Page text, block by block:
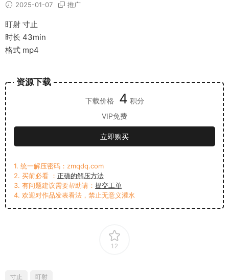
2025-01-07 推广
盯射 寸止
时长 43min
格式 mp4
资源下载
下载价格 4 积分
VIP免费
立即购买
1. 统一解压密码：zmqdq.com
2. 买前必看 ： 正确的解压方法
3. 有问题建议需要帮助请： 提交工单
4. 欢迎对作品发表看法，禁止无意义灌水
12
寸止 盯射